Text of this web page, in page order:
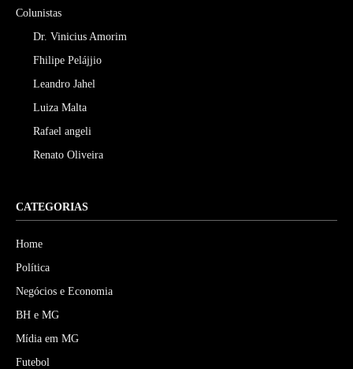
Colunistas
Dr. Vinicius Amorim
Fhilipe Pelájjio
Leandro Jahel
Luiza Malta
Rafael angeli
Renato Oliveira
CATEGORIAS
Home
Política
Negócios e Economia
BH e MG
Mídia em MG
Futebol